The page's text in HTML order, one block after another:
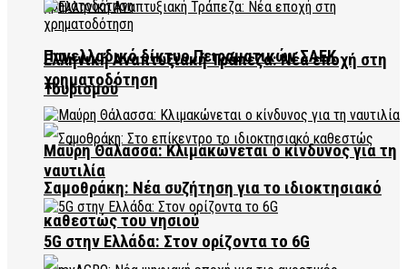
Πανελλαδικό δίκτυο Πειραματικών ΣΑΕΚ
Τουρισμού
Σαμοθράκη: Νέα συζήτηση για το ιδιοκτησιακό
καθεστώς του νησιού
Ελληνική Αναπτυξιακή Τράπεζα: Νέα εποχή στη
χρηματοδότηση
Μαύρη Θάλασσα: Κλιμακώνεται ο κίνδυνος για τη
ναυτιλία
5G στην Ελλάδα: Στον ορίζοντα το 6G